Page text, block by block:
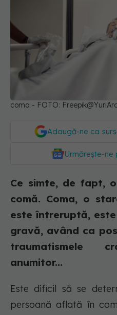
coma - FOTO:
Adaugă-ne ca
Urmărește-
Ce simte, de fapt,
comă. Coma, o
este întreruptă,
gravă, având ca
traumatismele
anumitor...
Este dificil să se
persoană aflată în